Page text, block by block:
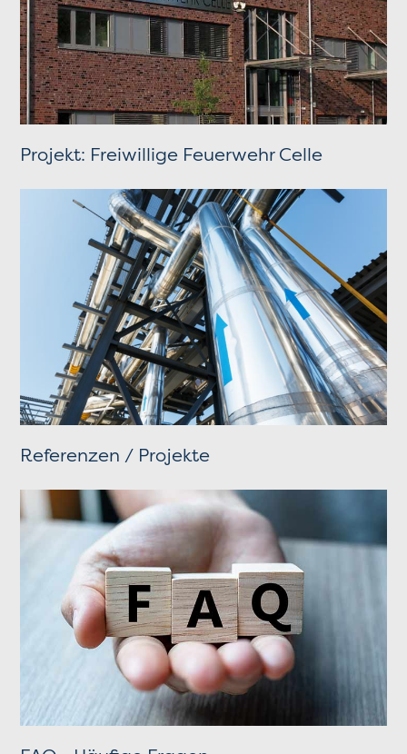
Projekt: Freiwillige Feuerwehr Celle
Referenzen / Projekte